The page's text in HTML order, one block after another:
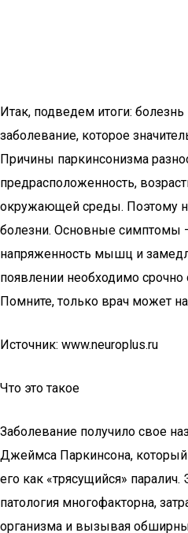
Итак, подведем итоги:
заболевание, которое
Причины паркинсонизма
предрасположенность,
окружающей среды. Поэтому
болезни. Основные симптомы
напряженность мышц и
появлении необходимо срочно
Помните, только врач может
Источник: www.neuroplus.ru
Что это такое
Заболевание получило свое
Джеймса Паркинсона,
его как «трясущийся» паралич.
патология многофакторна,
организма и вызывая